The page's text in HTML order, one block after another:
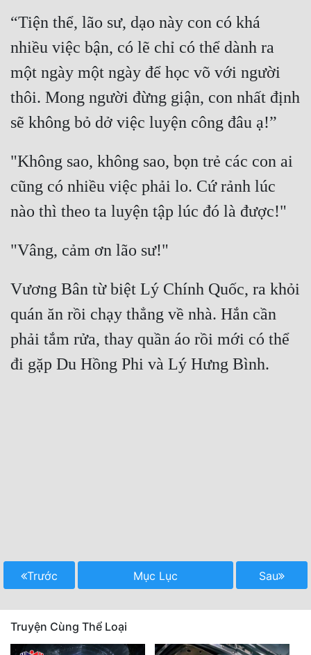
“Tiện thể, lão sư, dạo này con có khá
nhiều việc bận, có lẽ chỉ có thể dành ra
một ngày một ngày để học võ với người
thôi. Mong người đừng giận, con nhất định
"Không sao, không sao, bọn trẻ các con ai
cũng có nhiều việc phải lo. Cứ rảnh lúc
Vương Bân từ biệt Lý Chính Quốc, ra khỏi
quán ăn rồi chạy thẳng về nhà. Hắn cần
phải tắm rửa, thay quần áo rồi mới có thể
Trước Mục Lục Sau
Truyện Cùng Thể Loại